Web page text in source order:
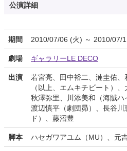
公演詳細
期間 2010/07/06 (火) ～ 2010/07/
劇場 ギャラリーLE DECO
出演
若宮亮、田中裕二、漣圭佑
（以上、エムキチビート）
秋澤弥里、川添美和（海賊ハ
渡辺慎平（劇団昴）、長谷
ド）、藤沼豊
脚本 ハセガワアユム（MU）、元